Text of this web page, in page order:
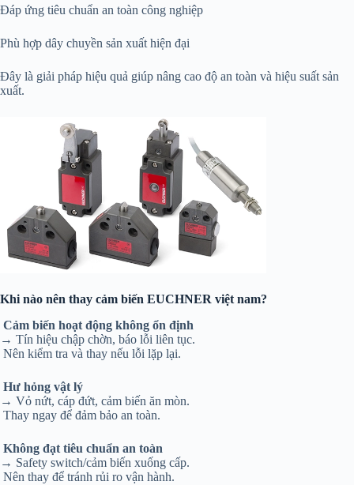
Đáp ứng tiêu chuẩn an toàn công nghiệp
Phù hợp dây chuyền sản xuất hiện đại
Đây là giải pháp hiệu quả giúp nâng cao độ an toàn và hiệu suất sản
xuất.
Khi nào nên thay cảm biến EUCHNER việt nam?
Cảm biến hoạt động không ổn định
→ Tín hiệu chập chờn, báo lỗi liên tục.
Nên kiểm tra và thay nếu lỗi lặp lại.
Hư hỏng vật lý
→ Vỏ nứt, cáp đứt, cảm biến ăn mòn.
Thay ngay để đảm bảo an toàn.
Không đạt tiêu chuẩn an toàn
→ Safety switch/cảm biến xuống cấp.
Nên thay để tránh rủi ro vận hành.